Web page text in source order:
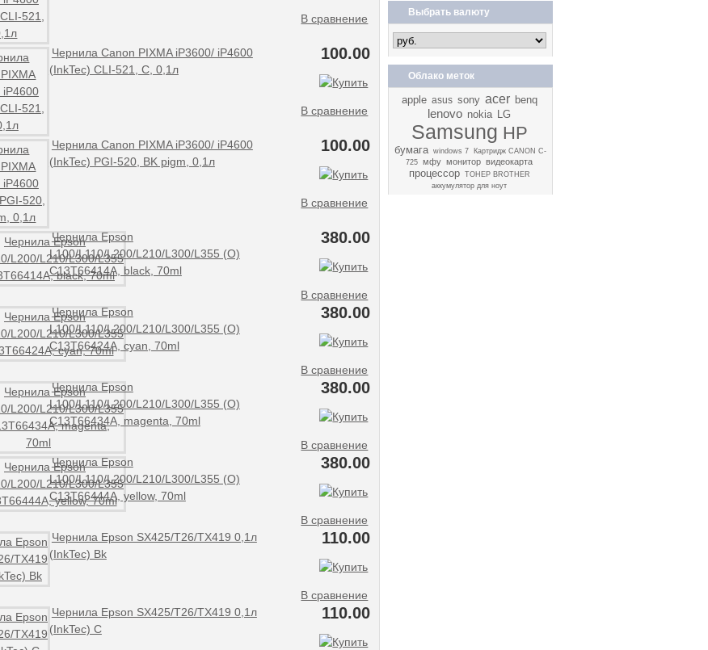
В сравнение
Чернила Canon PIXMA iP3600/ iP4600
(InkTec) CLI-521, С, 0,1л
100.00
В сравнение
Чернила Canon PIXMA iP3600/ iP4600
(InkTec) PGI-520, BK pigm, 0,1л
100.00
В сравнение
Чернила Epson
L100/L110/L200/L210/L300/L355 (O)
C13T66414A, black, 70ml
380.00
В сравнение
Чернила Epson
L100/L110/L200/L210/L300/L355 (O)
C13T66424A, cyan, 70ml
380.00
В сравнение
Чернила Epson
L100/L110/L200/L210/L300/L355 (O)
C13T66434A, magenta, 70ml
380.00
В сравнение
Чернила Epson
L100/L110/L200/L210/L300/L355 (O)
C13T66444A, yellow, 70ml
380.00
В сравнение
Чернила Epson SX425/T26/TX419 0,1л
(InkTec) Bk
110.00
В сравнение
Чернила Epson SX425/T26/TX419 0,1л
(InkTec) C
110.00
Выбрать валюту
Облако меток
apple asus sony acer benq
lenovo nokia LG
Samsung HP
бумага windows 7
Картридж CANON C-
725 мфу монитор видеокарта
процессор
ТОНЕР BROTHER
аккумулятор для ноут